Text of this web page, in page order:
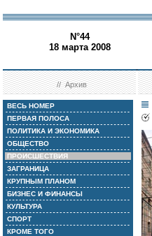
N°44
18 марта 2008
//Архив
ВЕСЬ НОМЕР
ПЕРВАЯ ПОЛОСА
ПОЛИТИКА И ЭКОНОМИКА
ОБЩЕСТВО
ПРОИСШЕСТВИЯ
ЗАГРАНИЦА
КРУПНЫМ ПЛАНОМ
БИЗНЕС И ФИНАНСЫ
КУЛЬТУРА
СПОРТ
КРОМЕ ТОГО